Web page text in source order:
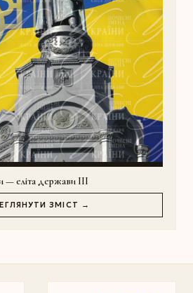
— еліта держави III
ЗМІСТ →